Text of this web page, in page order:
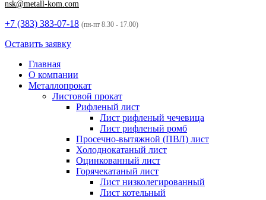
nsk@metall-kom.com
+7 (383) 383-07-18 (пн-пт 8.30 - 17.00)
Оставить заявку
Главная
О компании
Металлопрокат
Листовой прокат
Рифленый лист
Лист рифленый чечевица
Лист рифленый ромб
Просечно-вытяжной (ПВЛ) лист
Холоднокатаный лист
Оцинкованный лист
Горячекатаный лист
Лист низколегированный
Лист котельный